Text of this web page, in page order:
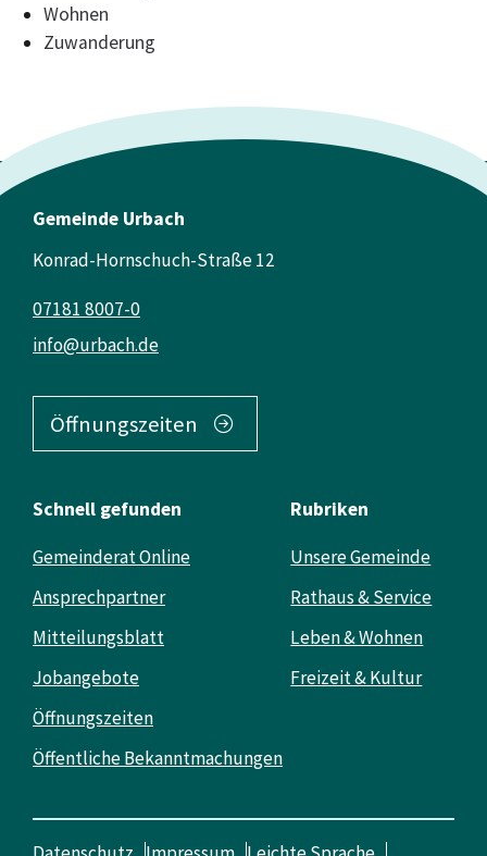
Wohnen
Zuwanderung
Gemeinde Urbach
Konrad-Hornschuch-Straße 12
info@urbach.de
07181 8007-0
Öffnungszeiten
Schnell gefunden
Gemeinderat Online
Ansprechpartner
Mitteilungsblatt
Jobangebote
Öffnungszeiten
Öffentliche Bekanntmachungen
Rubriken
Unsere Gemeinde
Rathaus & Service
Leben & Wohnen
Freizeit & Kultur